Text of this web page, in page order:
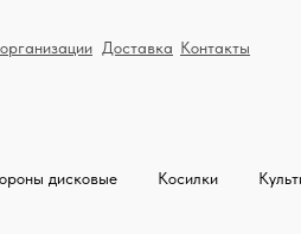
Доставка Контакты
дисковые Косилки